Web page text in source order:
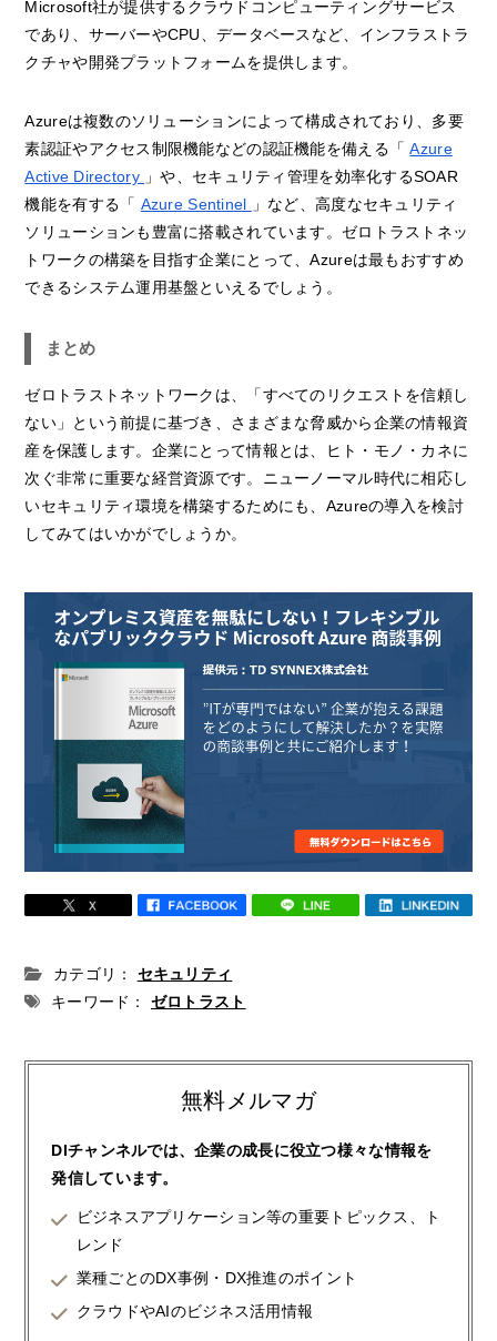
Microsoft社が提供するクラウドコンピューティングサービス
であり、サーバーやCPU、データベースなど、インフラストラ
クチャや開発プラットフォームを提供します。
Azureは複数のソリューションによって構成されており、多要
素認証やアクセス制限機能などの認証機能を備える「Azure
Active Directory 」や、セキュリティ管理を効率化するSOAR
機能を有する「 Azure Sentinel
」など、高度なセキュリティ
ソリューションも豊富に搭載されています。ゼロトラストネッ
トワークの構築を目指す企業にとって、Azureは最もおすすめ
できるシステム運用基盤といえるでしょう。
まとめ
ゼロトラストネットワークは、「すべてのリクエストを信頼し
ない」という前提に基づき、さまざまな脅威から企業の情報資
産を保護します。企業にとって情報とは、ヒト・モノ・カネに
次ぐ非常に重要な経営資源です。ニューノーマル時代に相応し
いセキュリティ環境を構築するためにも、Azureの導入を検討
してみてはいかがでしょうか。
カテゴリ：
セキュリティ
キーワード：
ゼロトラスト
無料メルマガ
DIチャンネルでは、企業の成長に役立つ様々な情報を
発信しています。
ビジネスアプリケーション等の重要トピックス、ト
レンド
業種ごとのDX事例・DX推進のポイント
クラウドやAIのビジネス活用情報